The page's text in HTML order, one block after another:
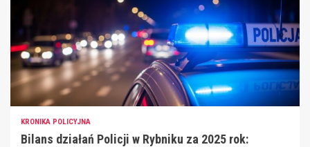
KRONIKA POLICYJNA
Bilans działań Policji w Rybniku za 2025 rok: